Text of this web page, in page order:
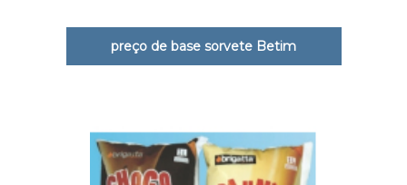
preço de base sorvete Betim